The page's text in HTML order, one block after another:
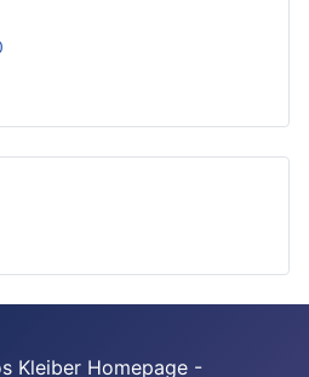
Kleiber Homepage -